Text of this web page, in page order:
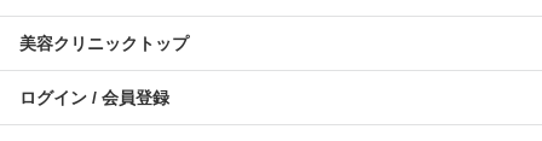
美容クリニックトップ
ログイン / 会員登録